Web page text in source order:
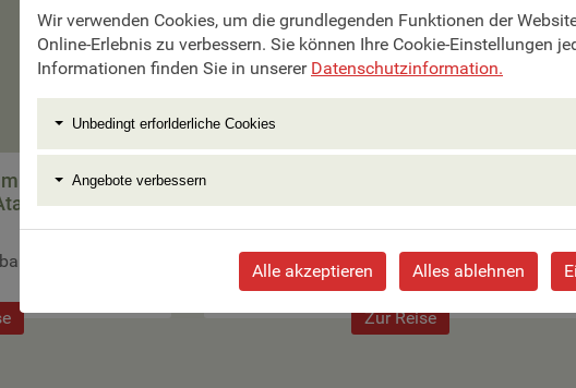
Machu
8.790,–
Zur Reise
Wir verwenden Cookies, um die grundlegenden Funktionen der
Online-Erlebnis zu verbessern. Sie können Ihre Cookie-Einstellungen
Informationen finden Sie in unserer Datenschutzinformation.
Unbedingt erforlderliche Cookies
Angebote verbessern
Alle akzeptieren Alles ablehnen